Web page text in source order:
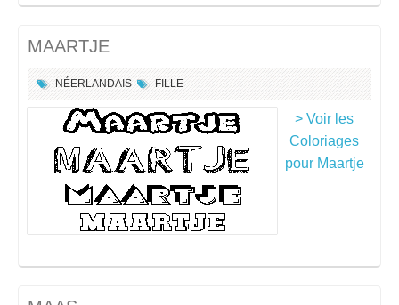
MAARTJE
NÉERLANDAIS FILLE
> Voir les
Coloriages
pour Maartje